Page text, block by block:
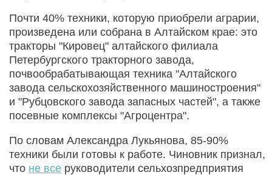
Почти 40% техники, которую приобрели аграрии,
произведена или собрана в Алтайском крае: это
тракторы "Кировец" алтайского филиала
Петербургского тракторного завода,
почвообрабатывающая техника "Алтайского
завода сельскохозяйственного машиностроения"
и "Рубцовского завода запасных частей", а также
посевные комплексы "Агроцентра".
По словам Александра Лукьянова, 85-90%
техники были готовы к работе. Чиновник признал,
что не все руководители сельхозпредприятия